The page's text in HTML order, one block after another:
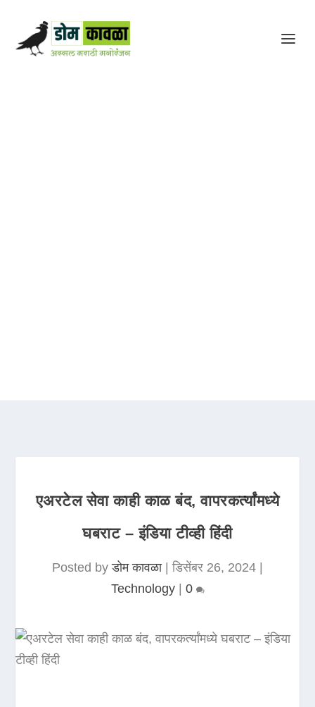
एअरटेल सेवा काही काळ बंद, वापरकर्त्यांमध्ये
घबराट – इंडिया टीव्ही हिंदी
Posted byडोम कावळा|डिसेंबर 26, 2024
Technology| 0